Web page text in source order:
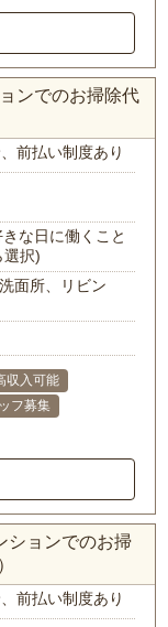
ンでのお掃除代
、前払い制度あり
な日に働くこと
選択)
面所、リビン
収入可能
フ募集
ションでのお掃
、前払い制度あり